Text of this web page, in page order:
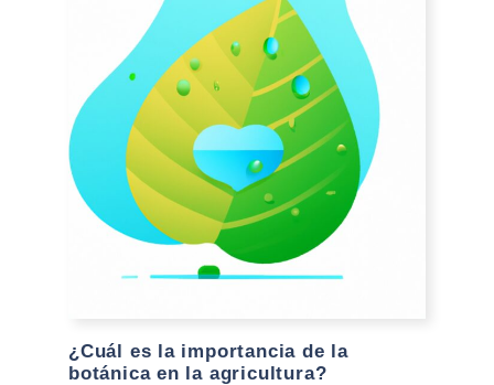
¿Cuál es la importancia de la
botánica en la agricultura?